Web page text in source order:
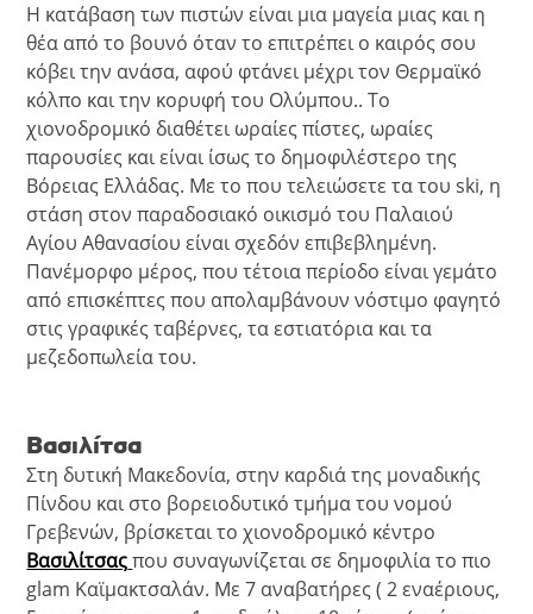
Η κατάβαση των πιστών είναι μια μαγεία μιας και η
θέα από το βουνό όταν το επιτρέπει ο καιρός σου
κόβει την ανάσα, αφού φτάνει μέχρι τον Θερμαϊκό
κόλπο και την κορυφή του Ολύμπου.. Το
χιονοδρομικό διαθέτει ωραίες πίστες, ωραίες
παρουσίες και είναι ίσως το δημοφιλέστερο της
Βόρειας Ελλάδας. Με το που τελειώσετε τα του ski, η
στάση στον παραδοσιακό οικισμό του Παλαιού
Αγίου Αθανασίου είναι σχεδόν επιβεβλημένη.
Πανέμορφο μέρος, που τέτοια περίοδο είναι γεμάτο
από επισκέπτες που απολαμβάνουν νόστιμο φαγητό
στις γραφικές ταβέρνες, τα εστιατόρια και τα
μεζεδοπωλεία του.
Βασιλίτσα
Στη δυτική Μακεδονία, στην καρδιά της μοναδικής
Πίνδου και στο βορειοδυτικό τμήμα του νομού
Γρεβενών, βρίσκεται το χιονοδρομικό κέντρο
Βασιλίτσαςπου συναγωνίζεται σε δημοφιλία το πιο
glam Καϊμακτσαλάν. Με 7 αναβατήρες ( 2 εναέριους,